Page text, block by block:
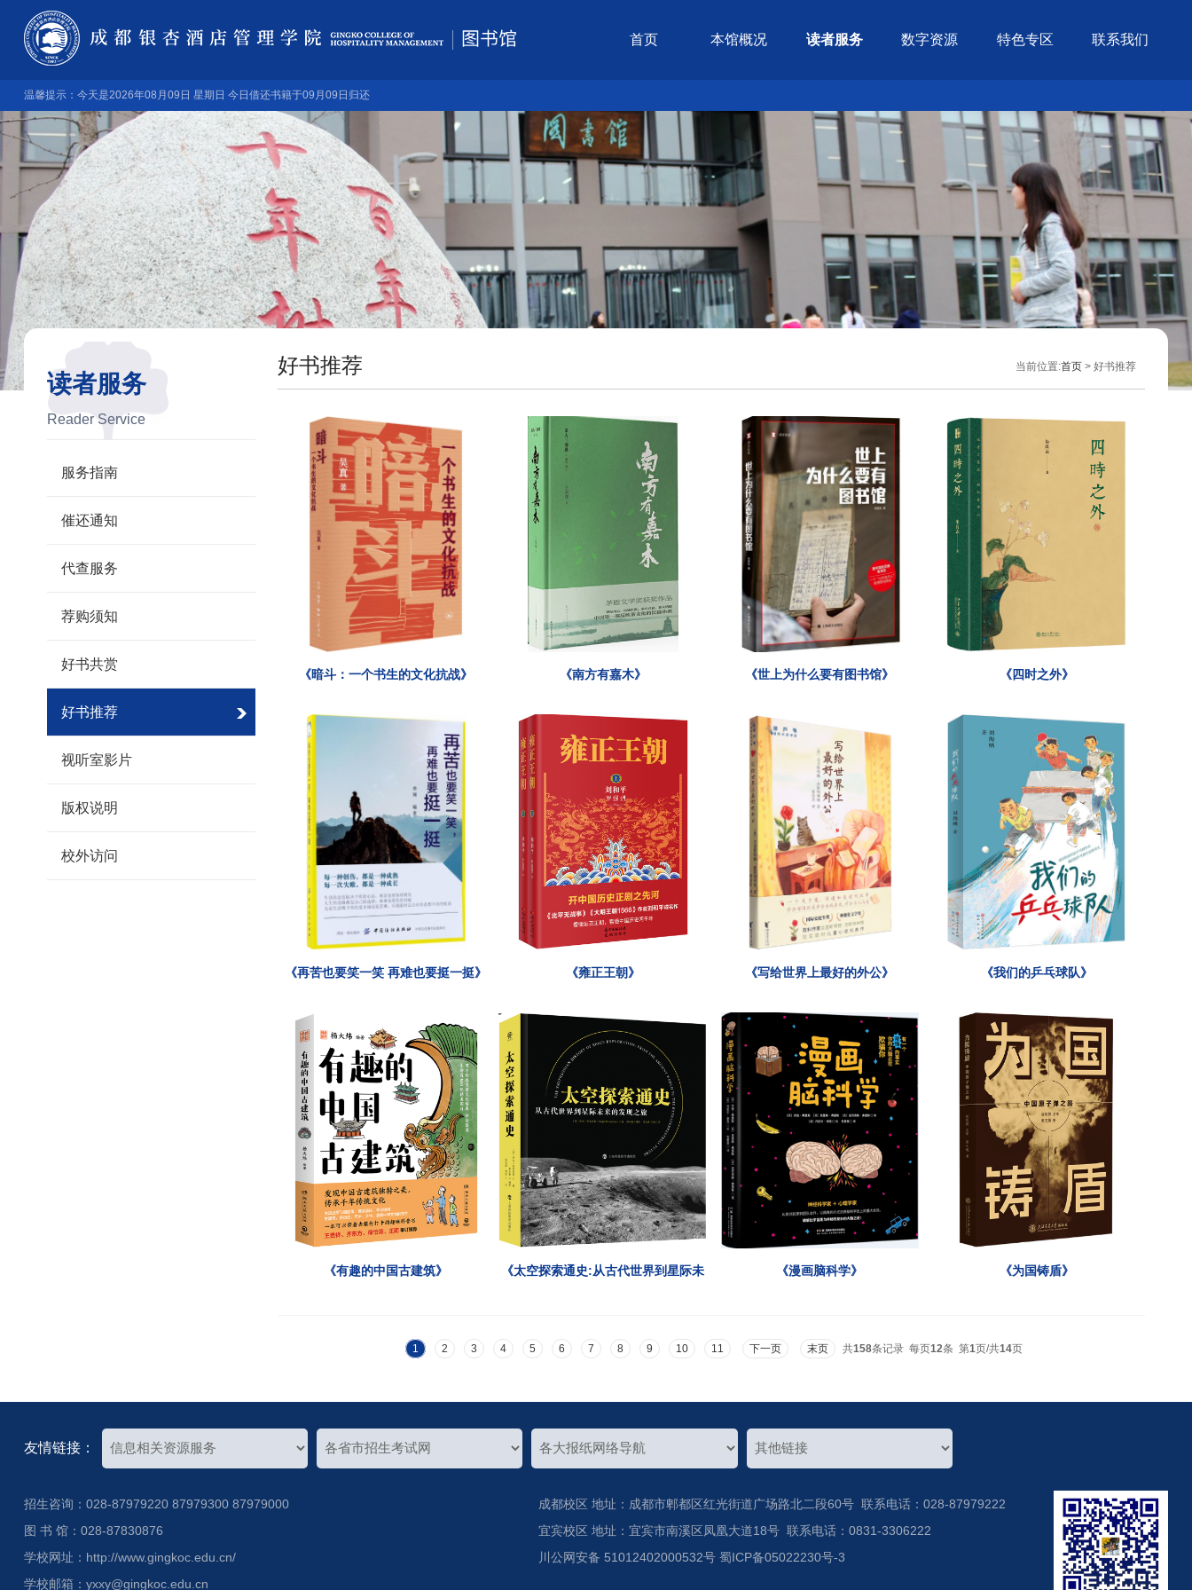
首页 本馆概况 读者服务 数字资源 特色专区 联系我们
温馨提示：今天是2026年08月09日 星期日 今日借还书籍于09月09日归还
读者服务
Reader Service
服务指南
催还通知
代查服务
荐购须知
好书共赏
好书推荐
视听室影片
版权说明
校外访问
好书推荐 当前位置:首页 > 好书推荐
《暗斗：一个书生的文化抗战》 《南方有嘉木》 《世上为什么要有图书馆》 《四时之外》
《再苦也要笑一笑 再难也要挺一挺》 《雍正王朝》 《写给世界上最好的外公》 《我们的乒乓球队》
《有趣的中国古建筑》 《太空探索通史:从古代世界到星际未 《漫画脑科学》 《为国铸盾》
1 2 3 4 5 6 7 8 9 10 11 下一页 末页 共158条记录 每页12条 第1页/共14页
友情链接：
招生咨询：028-87979220 87979300 87979000
图 书 馆：028-87830876
学校网址：http://www.gingkoc.edu.cn/
学校邮箱：yxxy@gingkoc.edu.cn
成都校区 地址：成都市郫都区红光街道广场路北二段60号 联系电话：028-87979222
宜宾校区 地址：宜宾市南溪区凤凰大道18号 联系电话：0831-3306222
川公网安备 51012402000532号 蜀ICP备05022230号-3